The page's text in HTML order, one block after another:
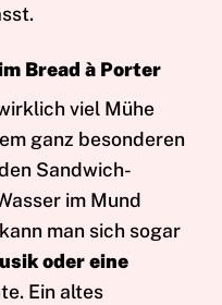
Bread à Porter
viel Mühe
ganz besonderen
Sandwich-
im Mund
man sich sogar
oder eine
Ein altes